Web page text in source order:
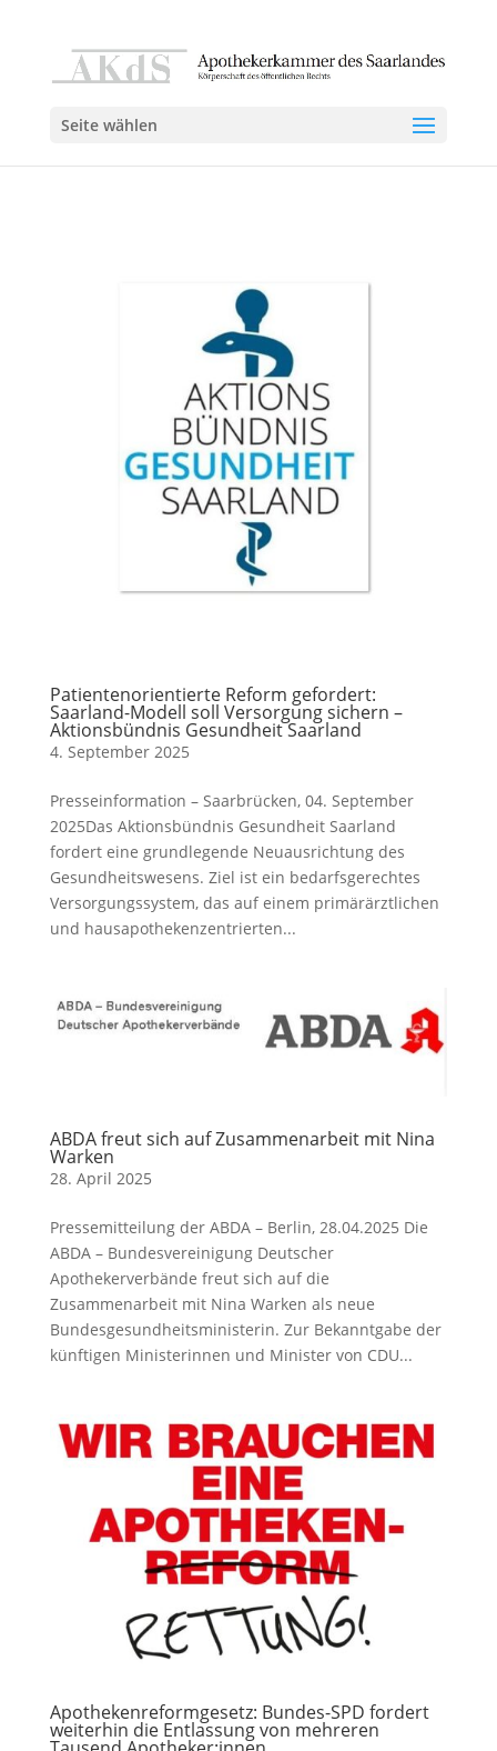
Seite wählen
Patientenorientierte Reform gefordert:
Saarland-Modell soll Versorgung sichern –
Aktionsbündnis Gesundheit Saarland
4. September 2025
Presseinformation – Saarbrücken, 04. September
2025Das Aktionsbündnis Gesundheit Saarland
fordert eine grundlegende Neuausrichtung des
Gesundheitswesens. Ziel ist ein bedarfsgerechtes
Versorgungssystem, das auf einem primärärztlichen
und hausapothekenzentrierten...
ABDA freut sich auf Zusammenarbeit mit Nina
Warken
28. April 2025
Pressemitteilung der ABDA – Berlin, 28.04.2025 Die
ABDA – Bundesvereinigung Deutscher
Apothekerverbände freut sich auf die
Zusammenarbeit mit Nina Warken als neue
Bundesgesundheitsministerin. Zur Bekanntgabe der
künftigen Ministerinnen und Minister von CDU...
Apothekenreformgesetz: Bundes-SPD fordert
weiterhin die Entlassung von mehreren